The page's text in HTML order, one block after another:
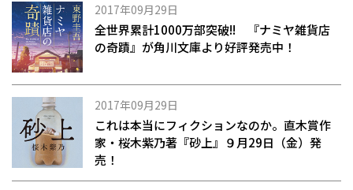
2017年09月29日
全世界累計1000万部突破!! 『ナミヤ雑貨店
の奇蹟』が角川文庫より好評発売中！
2017年09月29日
これは本当にフィクションなのか――。直木賞作
家・桜木紫乃著『砂上』９月29日（金）発
売！